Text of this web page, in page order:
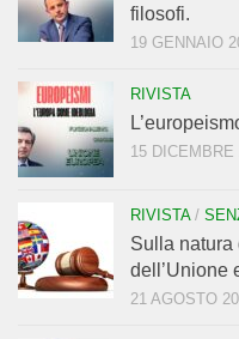
filosofi.
19 GENNAIO
RIVISTA
15 DICEMBRE
RIVISTA/
Sulla natura
dell’Unione
21 AGOSTO